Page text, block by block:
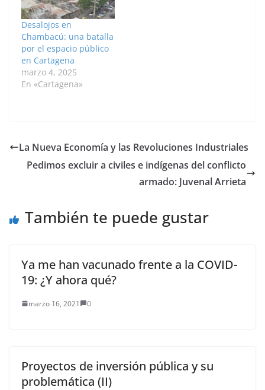
Etiopía. Embed from
Getty Images Embed
from Getty Images Casi
200 personas
expulsadas del…
Desalojos en
Chambacú: una batalla
por el espacio público
en Cartagena
marzo 4, 2025
En «Cartagena»
La Nueva Economía y las Revoluciones Industriales
Pedimos excluir a civiles e indígenas del conflicto
armado: Juvenal Arrieta
También te puede gustar
Ya me han vacunado frente a la COVID-
19: ¿Y ahora qué?
marzo 16, 2021 0
Proyectos de inversión pública y su
problemática (II)